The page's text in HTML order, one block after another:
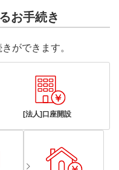
お手続き
ができます。
[法人]口座開設